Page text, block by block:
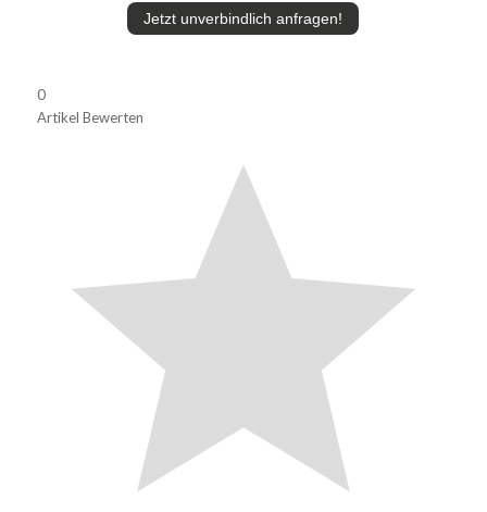
Jetzt unverbindlich anfragen!
0
Artikel Bewerten